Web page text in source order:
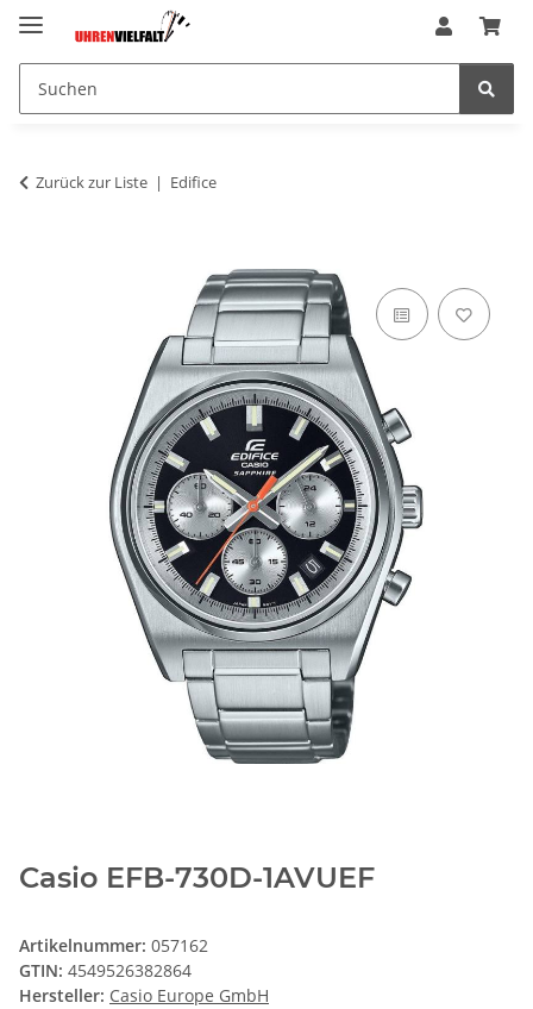
Zurück zur Liste Edifice
Casio EFB-730D-1AVUEF
Artikelnummer: 057162
GTIN: 4549526382864
Hersteller: Casio Europe GmbH